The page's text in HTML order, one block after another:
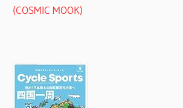
(COSMIC MOOK)